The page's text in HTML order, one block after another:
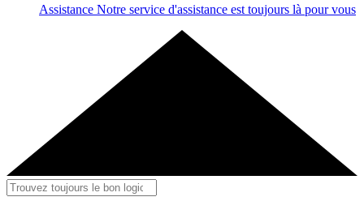
Assistance Notre service d'assistance est toujours là pour vous